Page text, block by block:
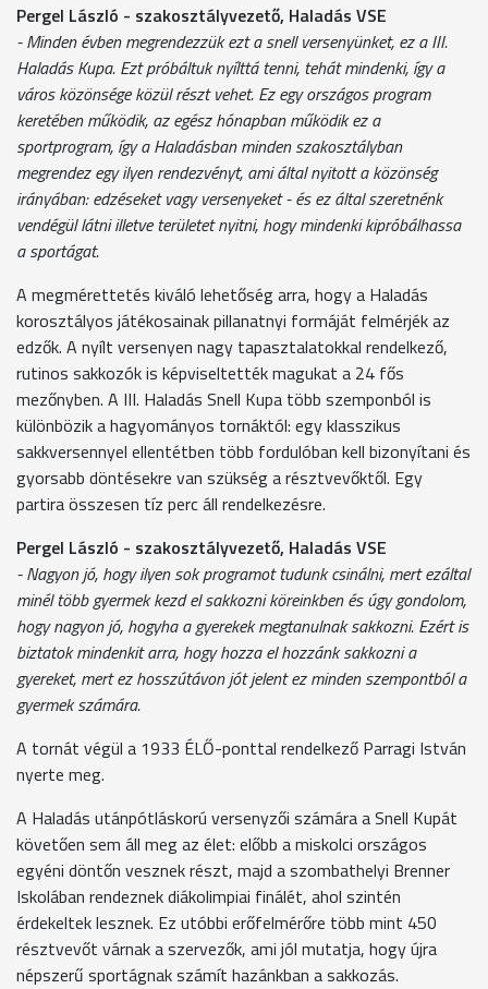
Pergel László - szakosztályvezető, Haladás VSE
- Minden évben megrendezzük ezt a snell versenyünket, ez a III.
Haladás Kupa. Ezt próbáltuk nyílttá tenni, tehát mindenki, így a
város közönsége közül részt vehet. Ez egy országos program
keretében működik, az egész hónapban működik ez a
sportprogram, így a Haladásban minden szakosztályban
megrendez egy ilyen rendezvényt, ami által nyitott a közönség
irányában: edzéseket vagy versenyeket - és ez által szeretnénk
vendégül látni illetve területet nyitni, hogy mindenki kipróbálhassa
a sportágat.
A megmérettetés kiváló lehetőség arra, hogy a Haladás
korosztályos játékosainak pillanatnyi formáját felmérjék az
edzők. A nyílt versenyen nagy tapasztalatokkal rendelkező,
rutinos sakkozók is képviseltették magukat a 24 fős
mezőnyben. A III. Haladás Snell Kupa több szemponból is
különbözik a hagyományos tornáktól: egy klasszikus
sakkversennyel ellentétben több fordulóban kell bizonyítani és
gyorsabb döntésekre van szükség a résztvevőktől. Egy
partira összesen tíz perc áll rendelkezésre.
Pergel László - szakosztályvezető, Haladás VSE
- Nagyon jó, hogy ilyen sok programot tudunk csinálni, mert ezáltal
minél több gyermek kezd el sakkozni köreinkben és úgy gondolom,
hogy nagyon jó, hogyha a gyerekek megtanulnak sakkozni. Ezért is
biztatok mindenkit arra, hogy hozza el hozzánk sakkozni a
gyereket, mert ez hosszútávon jót jelent ez minden szempontból a
gyermek számára.
A tornát végül a 1933 ÉLŐ-ponttal rendelkező Parragi István
nyerte meg.
A Haladás utánpótláskorú versenyzői számára a Snell Kupát
követően sem áll meg az élet: előbb a miskolci országos
egyéni döntőn vesznek részt, majd a szombathelyi Brenner
Iskolában rendeznek diákolimpiai finálét, ahol szintén
érdekeltek lesznek. Ez utóbbi erőfelmérőre több mint 450
résztvevőt várnak a szervezők, ami jól mutatja, hogy újra
népszerű sportágnak számít hazánkban a sakkozás.